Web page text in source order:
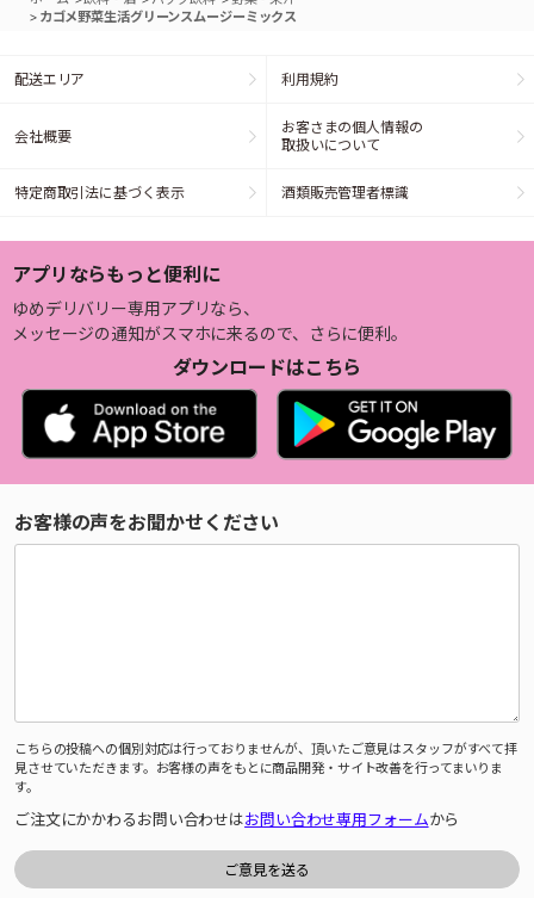
> カゴメ野菜生活グリーンスムージーミックス
配送エリア 利用規約
会社概要
お客さまの個人情報の
取扱いについて
特定商取引法に基づく表示 酒類販売管理者標識
アプリならもっと便利に
ゆめデリバリー専用アプリなら、
メッセージの通知がスマホに来るので、さらに便利。
ダウンロードはこちら
お客様の声をお聞かせください
こちらの投稿への個別対応は行っておりませんが、頂いたご意見はスタッフがすべて拝
見させていただきます。お客様の声をもとに商品開発・サイト改善を行ってまいりま
す。
ご注文にかかわるお問い合わせはお問い合わせ専用フォームから